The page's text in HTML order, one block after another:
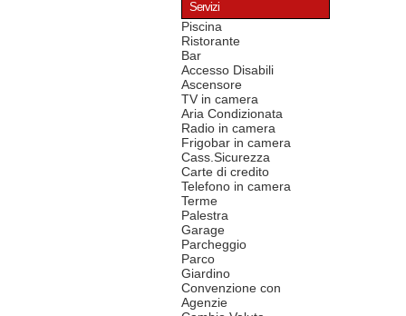
Servizi
Piscina
Ristorante
Bar
Accesso Disabili
Ascensore
TV in camera
Aria Condizionata
Radio in camera
Frigobar in camera
Cass.Sicurezza
Carte di credito
Telefono in camera
Terme
Palestra
Garage
Parcheggio
Parco
Giardino
Convenzione con
Agenzie